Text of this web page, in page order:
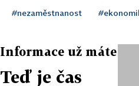
#nezaměstnanost
Informace už máte
Teď je čas